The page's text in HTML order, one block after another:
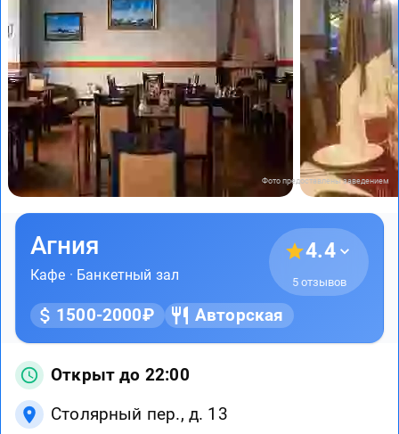
Фото предоставлены заведением
Агния
Кафе · Банкетный зал
4.4
5 отзывов
1500-2000₽ Авторская
Открыт до 22:00
Столярный пер., д. 13